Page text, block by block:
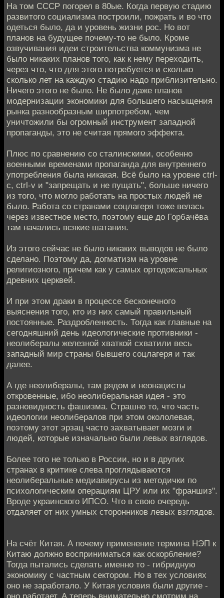
На том СССР погорел в 80ые. Когда первую стадию
развитого социализма построили, пожрать и во что
одеться было, да и уровень жизни рос. Но вот
планов на будущее почему-то не было. Кроме
озвучивания идеи строительства коммунизма не
было никаких планов того, как к нему переходить,
через что, что для этого потребуется и сколько
сколько лет на каждую стадию надо приблизительно.
Ничего этого не было. Не было даже планов
модернизации экономики для большего насыщения
рынка разнообразным ширпотребом, чем
уничтожили бы огромный инструмент западной
пропаганды, это не считая прямого эффекта.
Плюс по сравнению со сталинскими, особенно
военными временами пропаганда для внутреннего
употребления была никакая. Всё было на уровне ctrl-
c, ctrl-v и "запрещать и не пущать", больше ничего
из того, что могло работать на простых людей не
было. Работа со странами соцлагеря тоже велась
через известное место, поэтому еще до Горбачёва
там начались всякие шатания.
Из этого сейчас не было никаких выводов не было
сделано. Поэтому да, догматизм на уровне
религиозного, причем как у самых ортодоксальных
древних церквей.
И при этом драки в процессе бесконечного
выяснения того, кто из них самый правильный
постоянные. Раздробленность. Тогда как главные на
сегодняшний день идеологические противники -
неолибералы железной хваткой схватили весь
западный мир страны бывшего соцлагеря и так
далее.
А где неолибералы, там рядом и неонацисты
откровенные, ибо неолиберальная идея - это
разновидность фашизма. Страшно то, что часть
идеологии неолибералов при этом окололевая,
поэтому этот эрзац часто захватывает мозги и
людей, которые изначально были левых взглядов.
Более того не только в России, но и в других
странах в критике слева проглядываются
неолиберальные медиавирусы из методички по
психологическим операциям ЦРУ или их "франшиз".
Вроде украинского ИПСО. Что в свою очередь
отдаляет от них умных сторонников левых взглядов.
На счёт Китая. А почему применение термина НЭП к
Китаю должно восприниматься как оскорбление?
Тогда пытались сделать именно то - гибридную
экономику с частным сектором. Но в тех условиях
оно не заработало. У Китая условия были другие -
оно работает. А теперь внимательно смотрим на